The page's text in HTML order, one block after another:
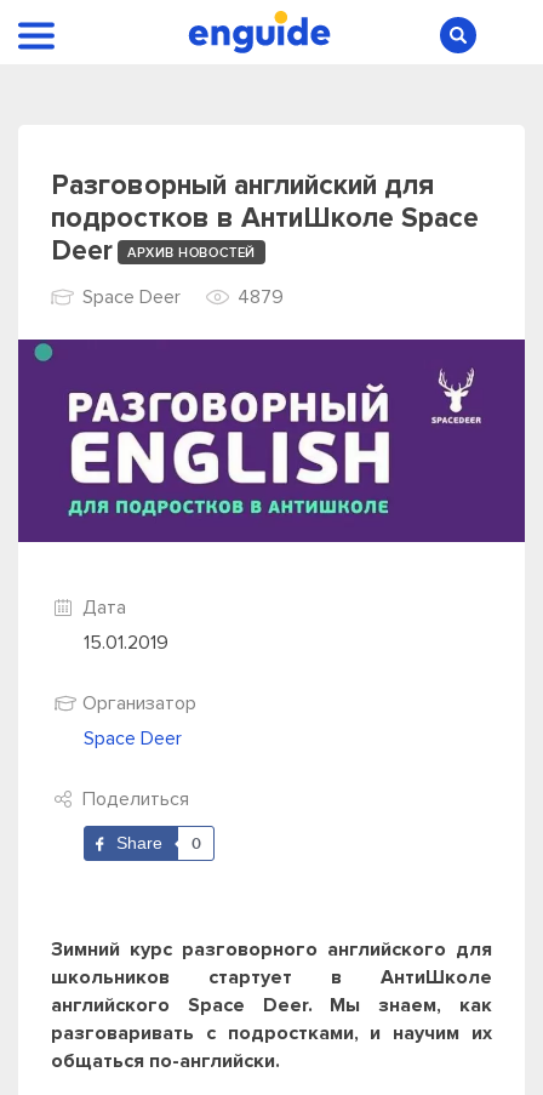
Разговорный английский для
подростков в АнтиШколе Space
Deer
АРХИВ НОВОСТЕЙ
Space Deer 4879
Дата
15.01.2019
Организатор
Space Deer
Поделиться
Share 0
Зимний курс разговорного английского для
школьников стартует в АнтиШколе
английского Space Deer. Мы знаем, как
разговаривать с подростками, и научим их
общаться по-английски.